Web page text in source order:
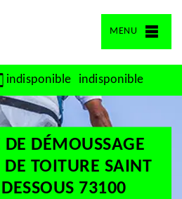
MENU
indisponible indisponible
DE DÉMOUSSAGE
DE TOITURE SAINT
73100